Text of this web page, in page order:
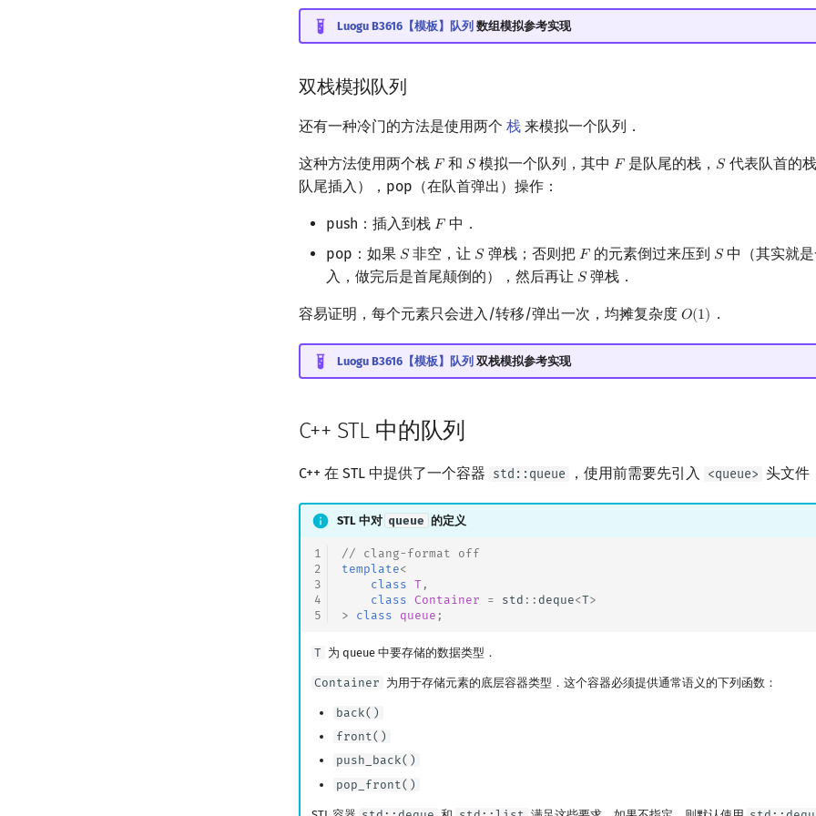
Luogu B3616【模板】队列 数组模拟参考实现
双栈模拟队列
还有一种冷门的方法是使用两个 栈 来模拟一个队列．
这种方法使用两个栈 𝐹
F 和 𝑆
S模拟一个队列，其中𝐹
F 是队尾的栈， 𝑆
S代表队首的
队尾插入），pop（在队首弹出）操作：
push：插入到栈 𝐹
F 中．
pop：如果 𝑆
S非空，让 𝑆
S弹栈；否则把 𝐹
F 的元素倒过来压到 𝑆
S中（其实就
入，做完后是首尾颠倒的），然后再让 𝑆
S弹栈．
容易证明，每个元素只会进入/转移/弹出一次，均摊复杂度 𝑂(1)
O(1) ．
Luogu B3616【模板】队列 双栈模拟参考实现
C++ STL 中的队列
C++ 在 STL 中提供了一个容器 std::queue ，使用前需要先引入 <queue> 头文件
STL 中对 queue 的定义
1
2
3
4
5
// clang-format off
template<
class
T ,
class
Container = std :: deque<T>
>
class queue ;
T 为 queue 中要存储的数据类型．
Container 为用于存储元素的底层容器类型．这个容器必须提供通常语义的下列函数：
back()
front()
push_back()
pop_front()